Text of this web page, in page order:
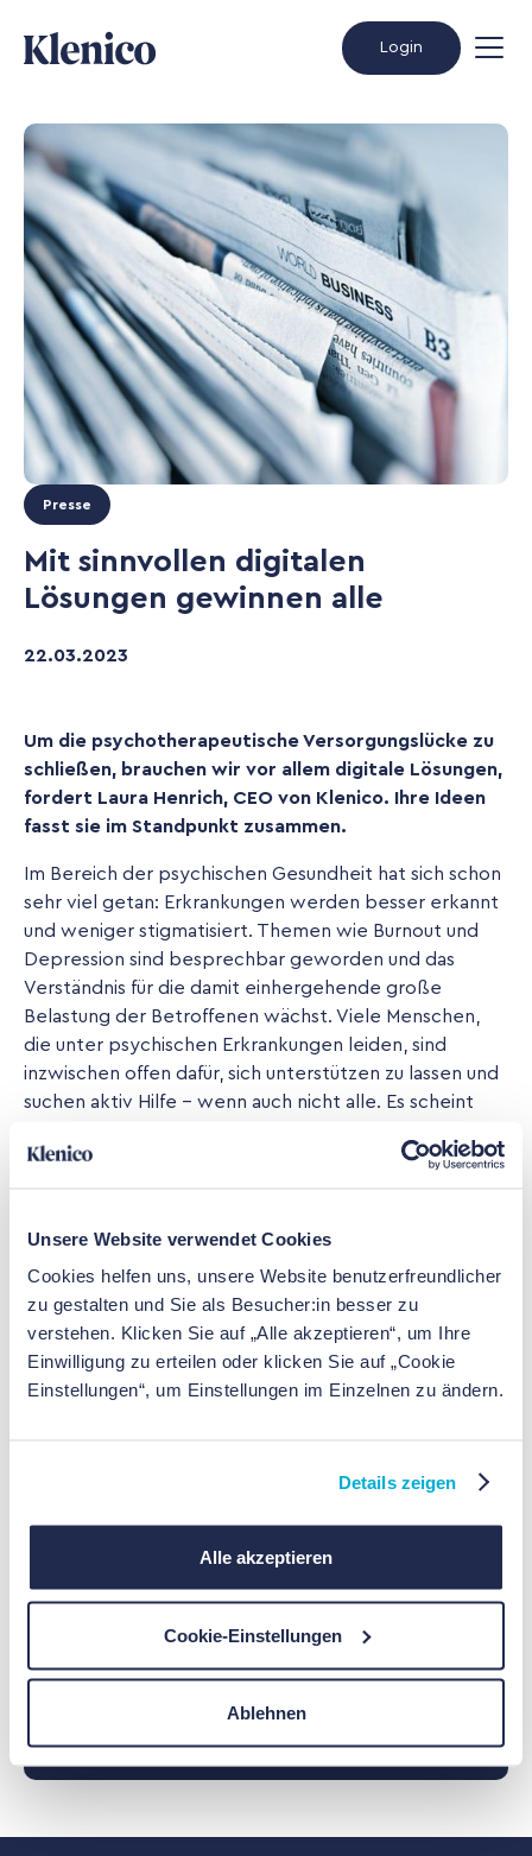
Unsere Website verwendet Cookies
Cookies helfen uns, unsere Website benutzerfreundlicher
zu gestalten und Sie als Besucher:in besser zu
verstehen. Klicken Sie auf „Alle akzeptieren“, um Ihre
Einwilligung zu erteilen oder klicken Sie auf „Cookie
Einstellungen“, um Einstellungen im Einzelnen zu ändern.
Details zeigen
Alle akzeptieren
Cookie-Einstellungen
Ablehnen
Login
Presse
Mit sinnvollen digitalen
Lösungen gewinnen alle
22.03.2023
Um die psychotherapeutische Versorgungslücke zu
schließen, brauchen wir vor allem digitale Lösungen,
fordert L​​aura Henrich, CEO von Klenico. Ihre Ideen
fasst sie im Standpunkt zusammen.
Im Bereich der psychischen Gesundheit hat sich schon
sehr viel getan: Erkrankungen werden besser erkannt
und weniger stigmatisiert. Themen wie Burnout und
Depression sind besprechbar geworden und das
Verständnis für die damit einhergehende große
Belastung der Betroffenen wächst. Viele Menschen,
die unter psychischen Erkrankungen leiden, sind
inzwischen offen dafür, sich unterstützen zu lassen und
suchen aktiv Hilfe – wenn auch nicht alle. Es scheint
psychotherapeutische Angebote mit jeder neuen
sich die Nachfrage nach Psychotherapie unter Kindern
und Jugendlichen im Vergleich zu vor der Corona-
Pandemie um 48 Prozent erhöht. Nimmt man die
Anfrage von Erwachsenen mit dazu, liegt der Wert für
die erhöhte Nachfrage nach einem Therapieplatz
immer noch bei 40 Prozent.
Klenico auf Social Media– Immer auf dem